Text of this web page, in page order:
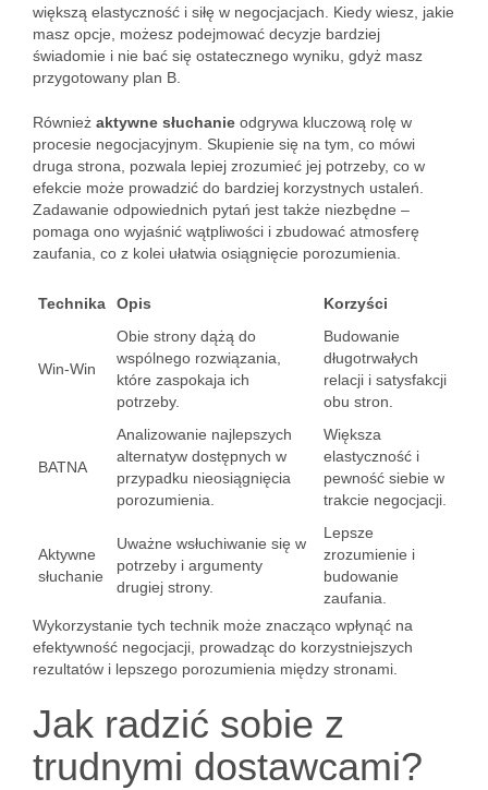
większą elastyczność i siłę w negocjacjach. Kiedy wiesz, jakie
masz opcje, możesz podejmować decyzje bardziej
świadomie i nie bać się ostatecznego wyniku, gdyż masz
przygotowany plan B.
Również aktywne słuchanie odgrywa kluczową rolę w
procesie negocjacyjnym. Skupienie się na tym, co mówi
druga strona, pozwala lepiej zrozumieć jej potrzeby, co w
efekcie może prowadzić do bardziej korzystnych ustaleń.
Zadawanie odpowiednich pytań jest także niezbędne –
pomaga ono wyjaśnić wątpliwości i zbudować atmosferę
zaufania, co z kolei ułatwia osiągnięcie porozumienia.
Technika Opis Korzyści
Win-Win
Obie strony dążą do
wspólnego rozwiązania,
które zaspokaja ich
potrzeby.
Budowanie
długotrwałych
relacji i satysfakcji
obu stron.
BATNA
Analizowanie najlepszych
alternatyw dostępnych w
przypadku nieosiągnięcia
porozumienia.
Większa
elastyczność i
pewność siebie w
trakcie negocjacji.
Aktywne
słuchanie
Uważne wsłuchiwanie się w
potrzeby i argumenty
drugiej strony.
Lepsze
zrozumienie i
budowanie
zaufania.
Wykorzystanie tych technik może znacząco wpłynąć na
efektywność negocjacji, prowadząc do korzystniejszych
rezultatów i lepszego porozumienia między stronami.
Jak radzić sobie z
trudnymi dostawcami?